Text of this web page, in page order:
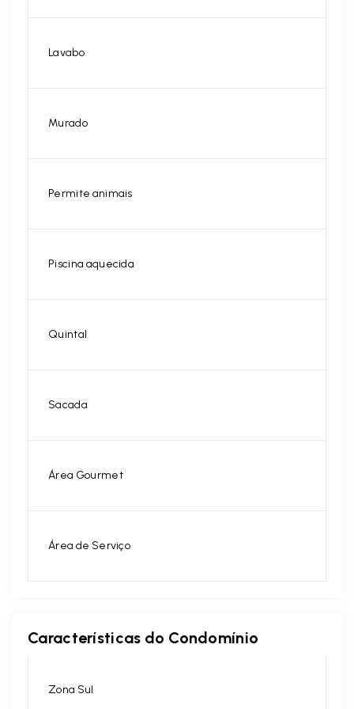
Lavabo
Murado
Permite animais
Piscina aquecida
Quintal
Sacada
Área Gourmet
Área de Serviço
Características do Condomínio
Zona Sul